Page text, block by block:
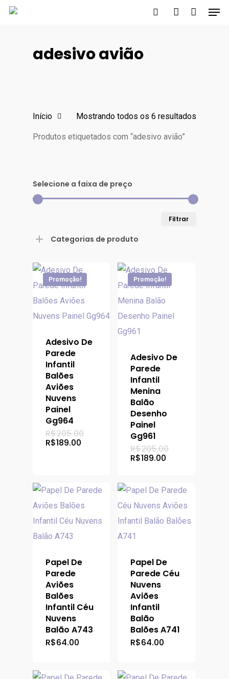
Skip
adesivo avião
Mostrando todos os 6 resultados
Início
Produtos etiquetados com “adesivo avião”
Selecione a faixa de preço
Filtrar
Categorias de produto
Promoção!
Adesivo De
Parede
Infantil
Balões
Aviões
Nuvens
Painel
Gg964
R$205.00O
R$189.00
Promoção!
Adesivo De
Parede
Infantil
Menina
Balão
Desenho
Painel
Gg961
R$205.00O
R$189.00
R$189.00.
Papel De
Parede
Aviões
Balões
Infantil Céu
Nuvens
Balão A743
R$64.00
Papel De
Parede Céu
Nuvens
Aviões
Infantil
Balão
Balões A741
R$64.00